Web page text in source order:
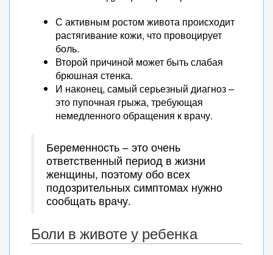
С активным ростом живота происходит
растягивание кожи, что провоцирует
боль.
Второй причиной может быть слабая
брюшная стенка.
И наконец, самый серьезный диагноз –
это пупочная грыжа, требующая
немедленного обращения к врачу.
Беременность – это очень
ответственный период в жизни
женщины, поэтому обо всех
подозрительных симптомах нужно
сообщать врачу.
Боли в животе у ребенка